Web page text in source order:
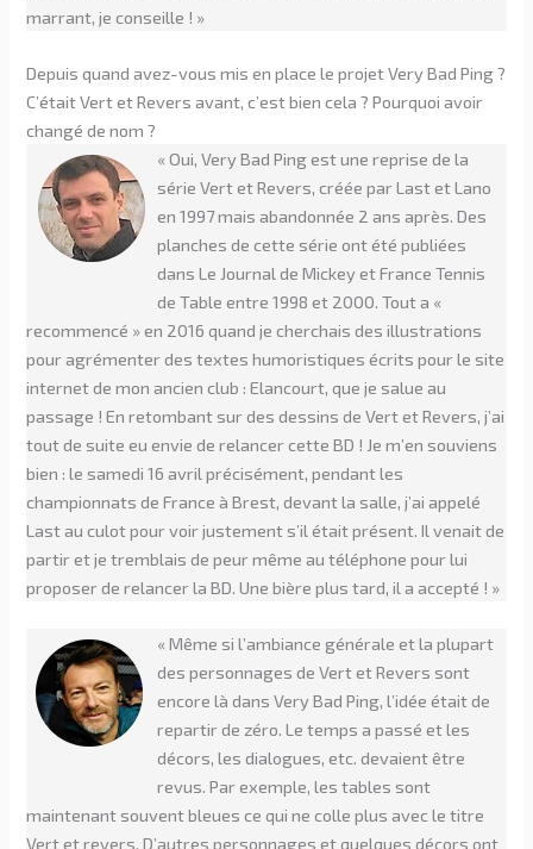
marrant, je conseille ! »
Depuis quand avez-vous mis en place le projet Very Bad Ping ?
C’était Vert et Revers avant, c’est bien cela ? Pourquoi avoir
changé de nom ?
« Oui, Very Bad Ping est une reprise de la
série Vert et Revers, créée par Last et Lano
en 1997 mais abandonnée 2 ans après. Des
planches de cette série ont été publiées
dans Le Journal de Mickey et France Tennis
de Table entre 1998 et 2000. Tout a «
recommencé » en 2016 quand je cherchais des illustrations
pour agrémenter des textes humoristiques écrits pour le site
internet de mon ancien club : Elancourt, que je salue au
passage ! En retombant sur des dessins de Vert et Revers, j’ai
tout de suite eu envie de relancer cette BD ! Je m’en souviens
bien : le samedi 16 avril précisément, pendant les
championnats de France à Brest, devant la salle, j’ai appelé
Last au culot pour voir justement s’il était présent. Il venait de
partir et je tremblais de peur même au téléphone pour lui
proposer de relancer la BD. Une bière plus tard, il a accepté ! »
« Même si l’ambiance générale et la plupart
des personnages de Vert et Revers sont
encore là dans Very Bad Ping, l’idée était de
repartir de zéro. Le temps a passé et les
décors, les dialogues, etc. devaient être
revus. Par exemple, les tables sont
maintenant souvent bleues ce qui ne colle plus avec le titre
Vert et revers. D’autres personnages et quelques décors ont